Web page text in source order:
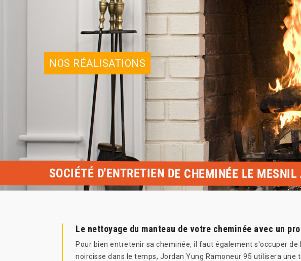
NOS RÉALISATIONS
SOCIÉTÉ D'ENTRETIEN DE CHEMINÉE LE
Le nettoyage du manteau de votre cheminée avec un
Pour bien entretenir sa cheminée, il faut également s'occuper
noircisse dans le temps, Jordan Yung Ramoneur 95 utilisera